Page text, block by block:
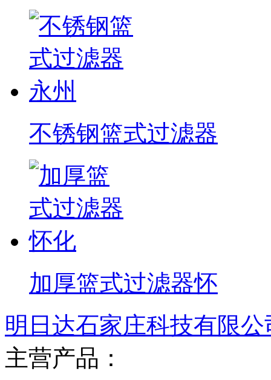
不锈钢篮式过滤器
加厚篮式过滤器怀
明日达石家庄科技有限公
主营产品：